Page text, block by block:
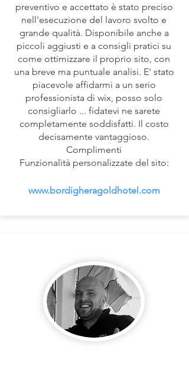
preventivo e accettato è stato preciso
nell'esecuzione del lavoro svolto e
grande qualità. Disponibile anche a
piccoli aggiusti e a consigli pratici su
come ottimizzare il proprio sito, con
una breve ma puntuale analisi. E' stato
piacevole affidarmi a un serio
professionista di wix, posso solo
consigliarlo ... fidatevi ne sarete
completamente soddisfatti. Il costo
decisamente vantaggioso.
Complimenti
Funzionalità personalizzate del sito:
www.bordigheragoldhotel.com